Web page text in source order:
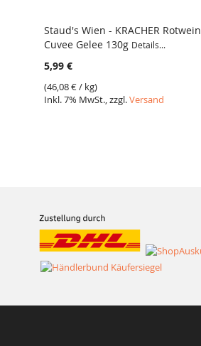
Staud's Wien - KRACHER Rotwein
Cuvee Gelee 130g Details...
5,99 €
(46,08 €/ kg)
Inkl. 7% MwSt., zzgl.Versand